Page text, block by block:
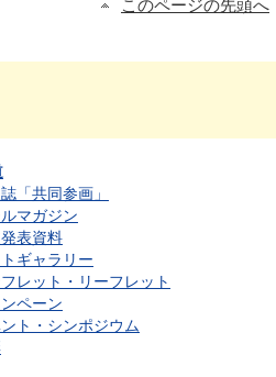
このページの先頭へ